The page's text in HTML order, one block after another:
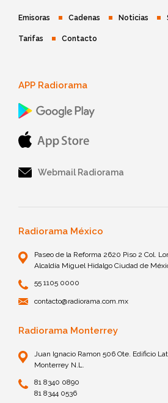
Emisoras Cadenas Noticias
Tarifas Contacto
APP Radiorama
Webmail Radiorama
Radiorama México
Paseo de la Reforma 2620 Piso 2 Col.
Alcaldía Miguel Hidalgo Ciudad de
55 1105 0000
contacto@radiorama.com.mx
Radiorama Monterrey
Juan Ignacio Ramon 506 Ote. Edificio
Monterrey N.L.
81 8340 0890
81 8344 0536